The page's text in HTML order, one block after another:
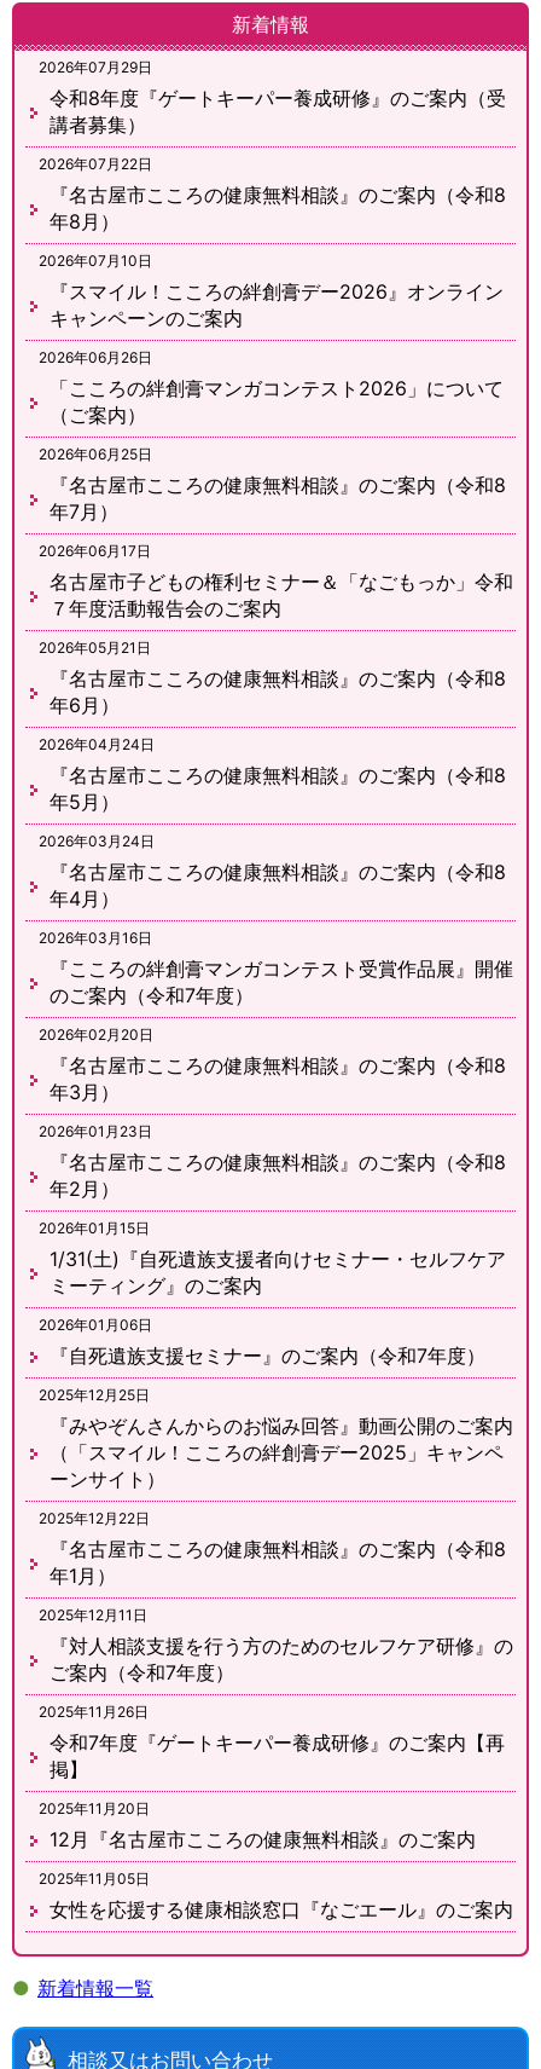
新着情報
2026年07月29日
令和8年度『ゲートキーパー養成研修』のご案内（受
講者募集）
2026年07月22日
『名古屋市こころの健康無料相談』のご案内（令和8
年8月）
2026年07月10日
『スマイル！こころの絆創膏デー2026』オンライン
キャンペーンのご案内
2026年06月26日
「こころの絆創膏マンガコンテスト2026」について
（ご案内）
2026年06月25日
『名古屋市こころの健康無料相談』のご案内（令和8
年7月）
2026年06月17日
名古屋市子どもの権利セミナー＆「なごもっか」令和
７年度活動報告会のご案内
2026年05月21日
『名古屋市こころの健康無料相談』のご案内（令和8
年6月）
2026年04月24日
『名古屋市こころの健康無料相談』のご案内（令和8
年5月）
2026年03月24日
『名古屋市こころの健康無料相談』のご案内（令和8
年4月）
2026年03月16日
『こころの絆創膏マンガコンテスト受賞作品展』開催
のご案内（令和7年度）
2026年02月20日
『名古屋市こころの健康無料相談』のご案内（令和8
年3月）
2026年01月23日
『名古屋市こころの健康無料相談』のご案内（令和8
年2月）
2026年01月15日
1/31(土)『自死遺族支援者向けセミナー・セルフケア
ミーティング』のご案内
2026年01月06日
『自死遺族支援セミナー』のご案内（令和7年度）
2025年12月25日
『みやぞんさんからのお悩み回答』動画公開のご案内
（「スマイル！こころの絆創膏デー2025」キャンペ
ーンサイト）
2025年12月22日
『名古屋市こころの健康無料相談』のご案内（令和8
年1月）
2025年12月11日
『対人相談支援を行う方のためのセルフケア研修』の
ご案内（令和7年度）
2025年11月26日
令和7年度『ゲートキーパー養成研修』のご案内【再
掲】
2025年11月20日
12月『名古屋市こころの健康無料相談』のご案内
2025年11月05日
女性を応援する健康相談窓口『なごエール』のご案内
● 新着情報一覧
相談又はお問い合わせ